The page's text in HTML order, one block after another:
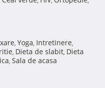
, Yoga, Intretinere,
, Dieta de slabit, Dieta
, Sala de acasa